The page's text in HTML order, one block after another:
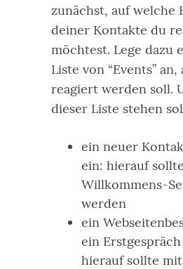
zunächst, auf welche
deiner Kontakte du
möchtest. Lege dazu
Liste von “Events” an,
reagiert werden soll.
dieser Liste stehen
ein neuer
ein: hierauf
Willkommens-
werden
ein
ein
hierauf sollte